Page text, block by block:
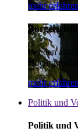
mehr
Bei den
mehr erfahren
Politik und
Politik und